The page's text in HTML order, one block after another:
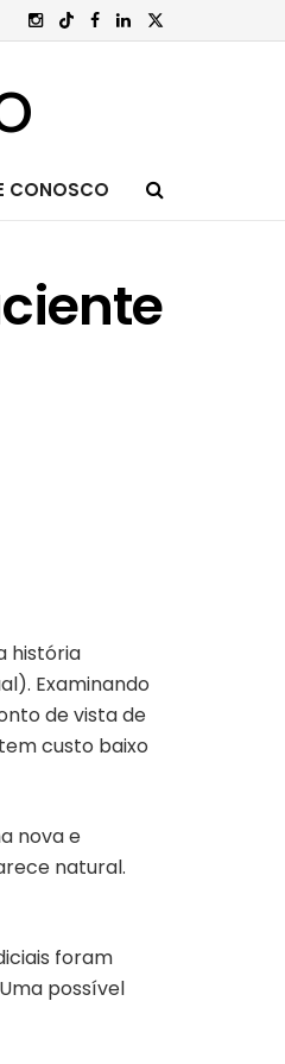
CONOSCO
história
Examinando
de vista de
custo baixo
nova e
natural.
foram
possível